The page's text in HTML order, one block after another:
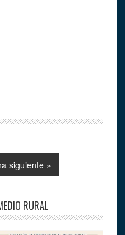
siguiente »
RURAL